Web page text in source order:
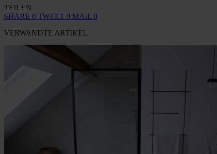
TEILEN
SHARE 0 TWEET 0 MAIL 0
VERWANDTE ARTIKEL